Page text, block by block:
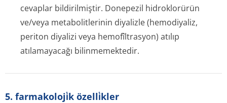
cevaplar bildirilmiştir. Donepezil hidroklorürün
ve/veya metabolitlerinin diyalizle (hemodiyaliz,
periton diyalizi veya hemofîltrasyon) atılıp
atılamayacağı bilinmemektedir.
5. farmakoloji̇k özelli̇kler